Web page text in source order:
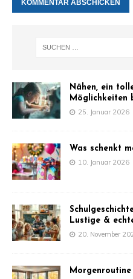
Nähen, ein
Möglichkeiten
25. Januar 2026
Was schenkt
10. Januar 2026
Lustige &
20. November
Morgenroutine